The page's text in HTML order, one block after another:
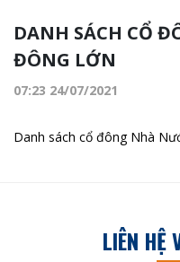
DANH SÁCH CỔ
ĐÔNG LỚN
07:23 24/07/2021
Danh sách cổ đông Nhà
LIÊN HỆ